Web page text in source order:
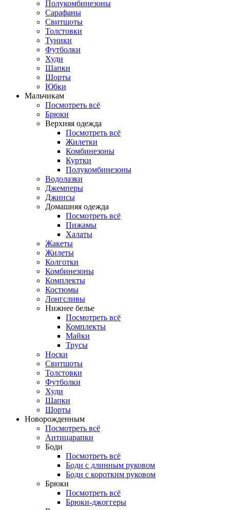
Полукомбинезоны
Сарафаны
Свитшоты
Толстовки
Туники
Футболки
Худи
Шапки
Шорты
Юбки
Мальчикам
Посмотреть всё
Брюки
Верхняя одежда
Посмотреть всё
Жилетки
Комбинезоны
Куртки
Полукомбинезоны
Водолазки
Джемперы
Джинсы
Домашняя одежда
Посмотреть всё
Пижамы
Халаты
Жакеты
Жилеты
Колготки
Комбинезоны
Комплекты
Костюмы
Лонгсливы
Нижнее белье
Посмотреть всё
Комплекты
Майки
Трусы
Носки
Свитшоты
Толстовки
Футболки
Худи
Шапки
Шорты
Новорожденным
Посмотреть всё
Антицарапки
Боди
Посмотреть всё
Боди с длинным руковом
Боди с коротким руковом
Брюки
Посмотреть всё
Брюки-джоггеры